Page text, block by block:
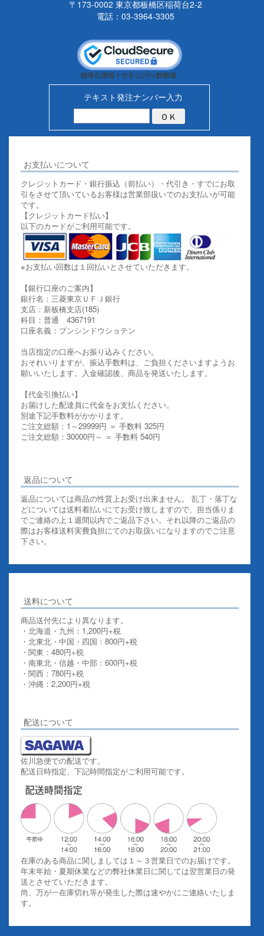
〒173-0002 東京都板橋区稲荷台2-2
電話：03-3964-3305
テキスト発注ナンバー入力
お支払いについて
クレジットカード・銀行振込（前払い）・代引き・すでにお取
引をさせて頂いているお客様は営業部扱いでのお支払いが可能
です。
【クレジットカード払い】
以下のカードがご利用可能です。
※お支払い回数は１回払いとさせていただきます。
【銀行口座のご案内】
銀行名：三菱東京ＵＦＪ銀行
支店：新板橋支店(185)
科目：普通 4367191
口座名義：ブンシンドウショテン
当店指定の口座へお振り込みください。
おそれいりますが、振込手数料は、ご負担くださいますようお
願いいたします。入金確認後、商品を発送いたします。
【代金引換払い】
お届けした配達員に代金をお支払ください。
別途下記手数料がかかります。
ご注文総額：1～29999円 ＝ 手数料 325円
ご注文総額：30000円～ ＝ 手数料 540円
返品について
返品については商品の性質上お受け出来ません。 乱丁・落丁な
どについては送料着払いにてお受け致しますので、担当係りま
でご連絡の上１週間以内でご返品下さい。それ以降のご返品の
際はお客様送料実費負担にてのお取扱いになりますのでご注意
下さい。
送料について
商品送付先により異なります。
・北海道・九州：1,200円+税
・北東北・中国・四国：800円+税
・関東：480円+税
・南東北・信越・中部：600円+税
・関西：780円+税
・沖縄：2,200円+税
配送について
佐川急便での配送です。
配送日時指定、下記時間指定がご利用可能です。
在庫のある商品に関しましては１～３営業日でのお届けです。
年末年始・夏期休業などの弊社休業日に関しては翌営業日の発
送とさせていただきます。
尚、万が一在庫切れ等が発生した際は速やかにご連絡いたしま
す。